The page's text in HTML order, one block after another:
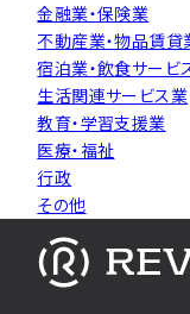
金融業・保険業
不動産業・物品賃貸
宿泊業・飲食サービ
生活関連サービス業
教育・学習支援業
医療・福祉
行政
その他